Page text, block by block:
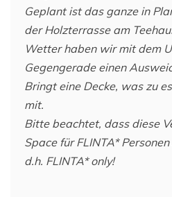
Geplant ist das ganze in
der Holzterrasse am
Wetter haben wir mit dem
Gegengerade einen
Bringt eine Decke, was zu
mit.
Bitte beachtet, dass diese
Space für FLINTA* Personen
d.h. FLINTA* only!